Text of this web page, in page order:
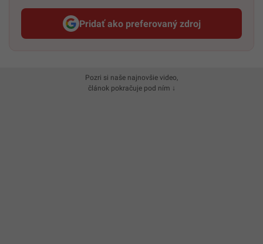
Pridať ako preferovaný zdroj
Startitup, odkaz sa otvorí v
Pozri si naše najnovšie video,
článok pokračuje pod ním ↓